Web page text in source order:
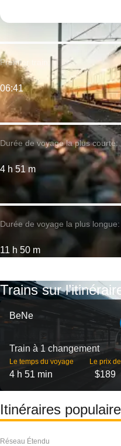
Durée de voyage la plus courte:
4 h 51 m
Premier train:
06:41
Durée de voyage la plus longue:
11 h 50 m
Trains sur
BeNe
Train à 1 changement
Le temps du voyage
4 h 51 min
Le prix de
$189
Itinéraires
Réseau Étendu